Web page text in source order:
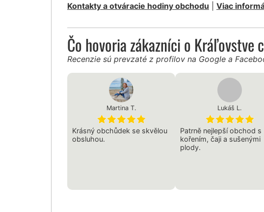
Kontakty a otváracie hodiny obchodu
Viac
Čo hovoria zákazníci o Kráľovstve
Recenzie sú prevzaté z profilov na Google a
Martina T.
Krásný obchůdek se skvělou
obsluhou.
Lukáš L.
Patrně nejlepší obchod s
kořením, čaji a sušenými
plody.